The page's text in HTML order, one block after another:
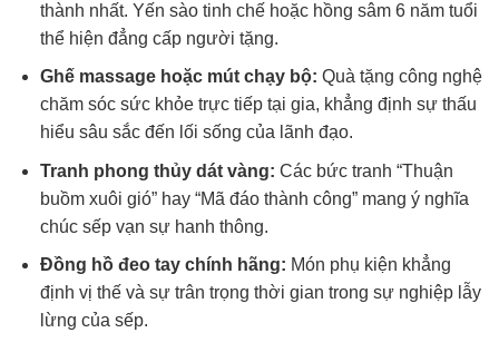
thành nhất. Yến sào tinh chế hoặc hồng sâm 6 năm tuổi
thể hiện đẳng cấp người tặng.
Ghế massage hoặc mút chạy bộ: Quà tặng công nghệ
chăm sóc sức khỏe trực tiếp tại gia, khẳng định sự thấu
hiểu sâu sắc đến lối sống của lãnh đạo.
Tranh phong thủy dát vàng: Các bức tranh “Thuận
buồm xuôi gió” hay “Mã đáo thành công” mang ý nghĩa
chúc sếp vạn sự hanh thông.
Đồng hồ đeo tay chính hãng: Món phụ kiện khẳng
định vị thế và sự trân trọng thời gian trong sự nghiệp lẫy
lừng của sếp.